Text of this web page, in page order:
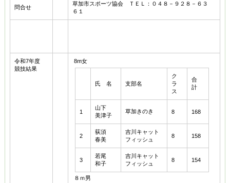
問合せ
草加市スポーツ協会 ＴＥＬ：０４８－９２８－６３
６１
令和7年度
競技結果
8m女
氏 名 支部名
ク
ラ
ス
合
計
1
山下
美津子
草加きのき 8 168
2
荻須
春美
吉川キャット
フィッシュ
8 158
3
若尾
和子
吉川キャット
フィッシュ
8 154
８ｍ男